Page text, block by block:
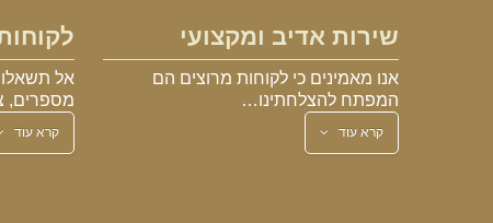
שירות אדיב ומקצועי
אנו מאמינים כי לקוחות מרוצים הם
המפתח להצלחתינו…
קרא עוד
אל תשאלו
מספרים,
קרא עוד